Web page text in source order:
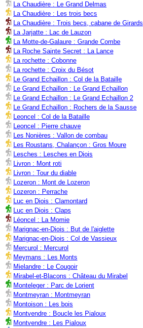
La Chaudière : Le Grand Delmas
La Chaudière : Les trois becs
La Chaudière : Trois becs, cabane de Girards
La Jarjatte : Lac de Lauzon
La Motte-de-Galaure : Grande Combe
La Roche Sainte Secret : La Lance
La rochette : Cobonne
La rochette : Croix du Bésot
Le Grand Echaillon : Col de la Bataille
Le Grand Echaillon : Le Grand Echaillon
Le Grand Echaillon : Le Grand Echaillon 2
Le Grand Echaillon : Rochers de la Sausse
Leoncel : Col de la Bataille
Leoncel : Pierre chauve
Les Nonières : Vallon de combau
Les Roustans, Chalançon : Gros Moure
Lesches : Lesches en Diois
Livron : Mont roti
Livron : Tour du diable
Lozeron : Mont de Lozeron
Lozeron : Perrache
Luc en Diois : Clamontard
Luc en Diois : Claps
Léoncel : La Momie
Marignac-en-Diois : But de l'aiglette
Marignac-en-Diois : Col de Vassieux
Mercurol : Mercurol
Meymans : Les Monts
Mielandre : Le Cougoir
Mirabel-et-Blacons : Château du Mirabel
Monteleger : Parc de Lorient
Montmeyran : Montmeyran
Montoison : Les bois
Montvendre : Boucle les Pialoux
Montvendre : Les Pialoux